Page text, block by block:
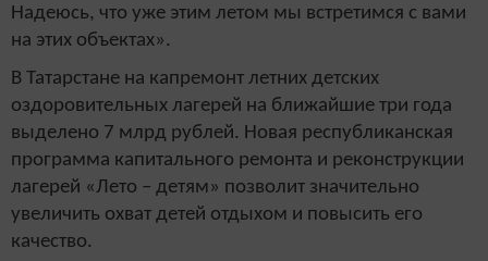
Надеюсь, что уже этим летом мы встретимся с вами
на этих объектах».
В Татарстане на капремонт летних детских
оздоровительных лагерей на ближайшие три года
выделено 7 млрд рублей. Новая республиканская
программа капитального ремонта и реконструкции
лагерей «Лето – детям» позволит значительно
увеличить охват детей отдыхом и повысить его
качество.